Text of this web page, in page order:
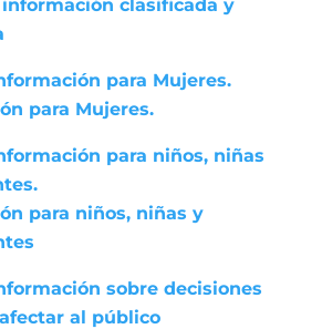
clasificada y
para Mujeres.
para Mujeres.
para niños, niñas
para niños, niñas y
sobre decisiones
al público